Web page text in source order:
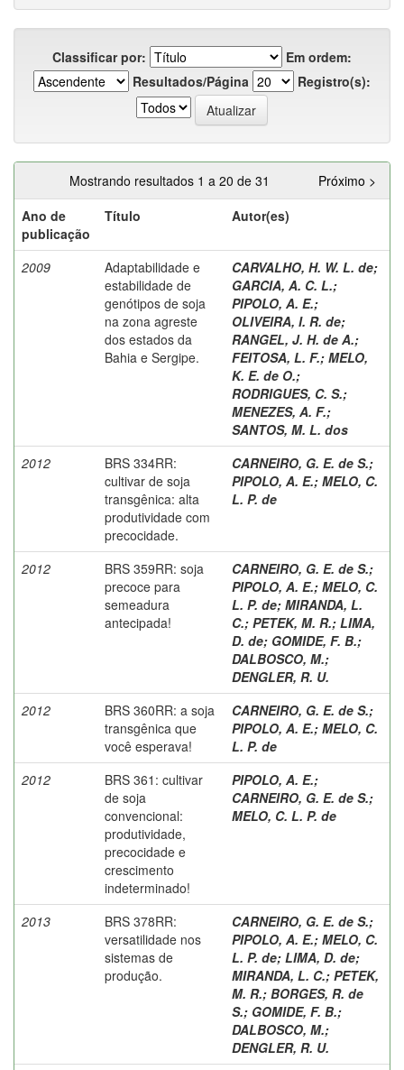
Classificar por:
Em ordem:
Resultados/Página
Registro(s):
Mostrando resultados 1 a 20 de 31
Próximo >
Ano de
publicação
Título Autor(es)
2009
Adaptabilidade e
estabilidade de
genótipos de soja
na zona agreste
dos estados da
Bahia e Sergipe.
CARVALHO, H. W. L. de;
GARCIA, A. C. L.;
PIPOLO, A. E.;
OLIVEIRA, I. R. de;
RANGEL, J. H. de A.;
FEITOSA, L. F.; MELO,
K. E. de O.;
RODRIGUES, C. S.;
MENEZES, A. F.;
SANTOS, M. L. dos
2012
BRS 334RR:
cultivar de soja
transgênica: alta
produtividade com
precocidade.
CARNEIRO, G. E. de S.;
PIPOLO, A. E.; MELO, C.
L. P. de
2012
BRS 359RR: soja
precoce para
semeadura
antecipada!
CARNEIRO, G. E. de S.;
PIPOLO, A. E.; MELO, C.
L. P. de; MIRANDA, L.
C.; PETEK, M. R.; LIMA,
D. de; GOMIDE, F. B.;
DALBOSCO, M.;
DENGLER, R. U.
2012
BRS 360RR: a soja
transgênica que
você esperava!
CARNEIRO, G. E. de S.;
PIPOLO, A. E.; MELO, C.
L. P. de
2012
BRS 361: cultivar
de soja
convencional:
produtividade,
precocidade e
crescimento
indeterminado!
PIPOLO, A. E.;
CARNEIRO, G. E. de S.;
MELO, C. L. P. de
2013
BRS 378RR:
versatilidade nos
sistemas de
produção.
CARNEIRO, G. E. de S.;
PIPOLO, A. E.; MELO, C.
L. P. de; LIMA, D. de;
MIRANDA, L. C.; PETEK,
M. R.; BORGES, R. de
S.; GOMIDE, F. B.;
DALBOSCO, M.;
DENGLER, R. U.